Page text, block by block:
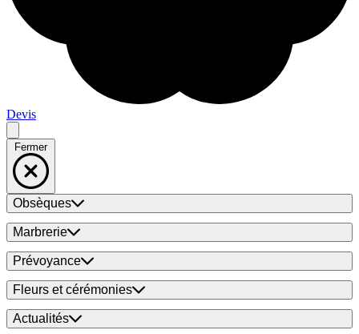
Devis
Fermer
Obsèques
Marbrerie
Prévoyance
Fleurs et cérémonies
Actualités